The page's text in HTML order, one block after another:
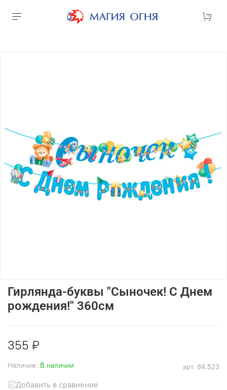
арт. 84.523
Наличие: В наличии
Гирлянда-буквы "Сыночек! С Днем
рождения!" 360см
355 ₽
Добавить в сравнение